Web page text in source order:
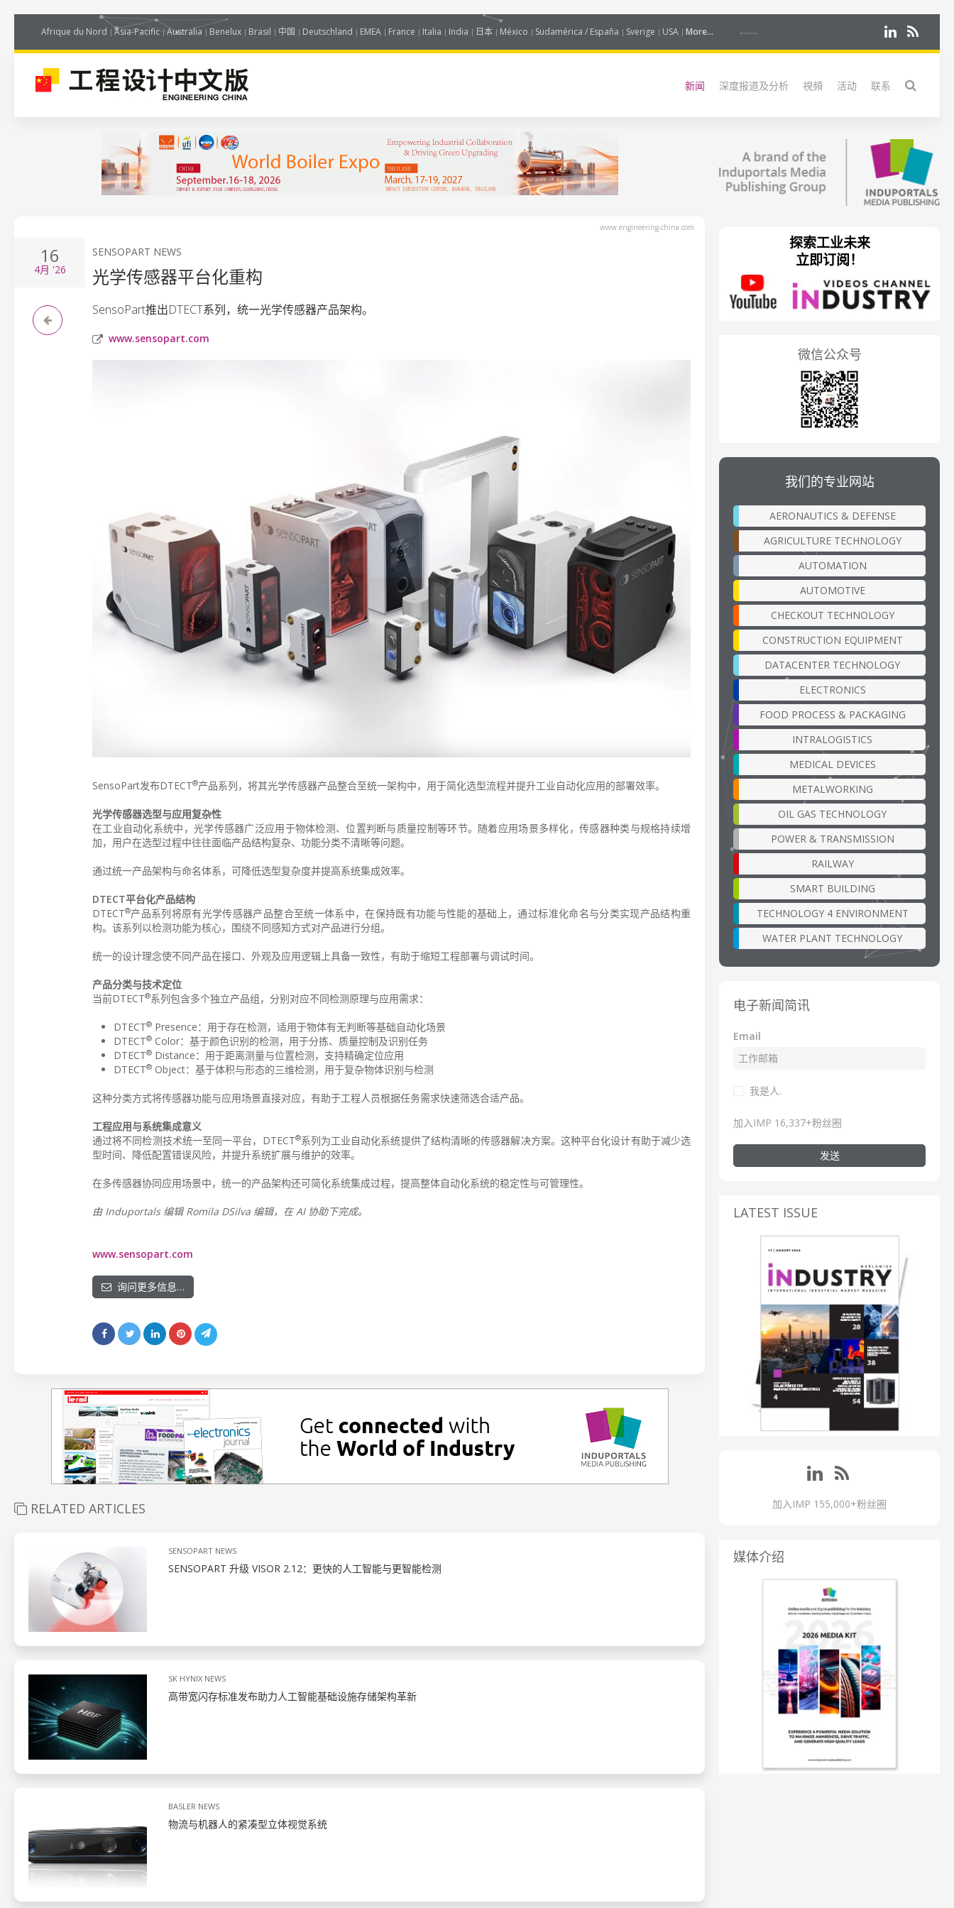
Afrique du Nord Asia-Pacific Australia Benelux Brasil 中国 Deutschland EMEA France Italia India 日本 México Sudamérica / España Sverige USA More...
新闻 深度报道及分析 視頻 活动 联系
www.engineering-china.com
16
4月 '26
SENSOPART NEWS
光学传感器平台化重构
SensoPart推出DTECT系列，统一光学传感器产品架构。
www.sensopart.com
SensoPart发布DTECT®产品系列，将其光学传感器产品整合至统一架构中，用于简化选型流程并提升工业自动化应用的部署效率。
光学传感器选型与应用复杂性
在工业自动化系统中，光学传感器广泛应用于物体检测、位置判断与质量控制等环节。随着应用场景多样化，传感器种类与规格持续增
加，用户在选型过程中往往面临产品结构复杂、功能分类不清晰等问题。
通过统一产品架构与命名体系，可降低选型复杂度并提高系统集成效率。
DTECT平台化产品结构
DTECT®产品系列将原有光学传感器产品整合至统一体系中，在保持既有功能与性能的基础上，通过标准化命名与分类实现产品结构重
构。该系列以检测功能为核心，围绕不同感知方式对产品进行分组。
统一的设计理念使不同产品在接口、外观及应用逻辑上具备一致性，有助于缩短工程部署与调试时间。
产品分类与技术定位
当前DTECT®系列包含多个独立产品组，分别对应不同检测原理与应用需求：
DTECT® Presence：用于存在检测，适用于物体有无判断等基础自动化场景
DTECT® Color：基于颜色识别的检测，用于分拣、质量控制及识别任务
DTECT® Distance：用于距离测量与位置检测，支持精确定位应用
DTECT® Object：基于体积与形态的三维检测，用于复杂物体识别与检测
这种分类方式将传感器功能与应用场景直接对应，有助于工程人员根据任务需求快速筛选合适产品。
工程应用与系统集成意义
通过将不同检测技术统一至同一平台，DTECT®系列为工业自动化系统提供了结构清晰的传感器解决方案。这种平台化设计有助于减少选
型时间、降低配置错误风险，并提升系统扩展与维护的效率。
在多传感器协同应用场景中，统一的产品架构还可简化系统集成过程，提高整体自动化系统的稳定性与可管理性。
由 Induportals 编辑 Romila DSilva 编辑，在 AI 协助下完成。
www.sensopart.com
询问更多信息…
RELATED ARTICLES
SENSOPART NEWS
SENSOPART 升级 VISOR 2.12：更快的人工智能与更智能检测
SK HYNIX NEWS
高带宽闪存标准发布助力人工智能基础设施存储架构革新
BASLER NEWS
物流与机器人的紧凑型立体视觉系统
探索工业未来
立即订阅！
微信公众号
我们的专业网站
AERONAUTICS & DEFENSE
AGRICULTURE TECHNOLOGY
AUTOMATION
AUTOMOTIVE
CHECKOUT TECHNOLOGY
CONSTRUCTION EQUIPMENT
DATACENTER TECHNOLOGY
ELECTRONICS
FOOD PROCESS & PACKAGING
INTRALOGISTICS
MEDICAL DEVICES
METALWORKING
OIL GAS TECHNOLOGY
POWER & TRANSMISSION
RAILWAY
SMART BUILDING
TECHNOLOGY 4 ENVIRONMENT
WATER PLANT TECHNOLOGY
电子新闻简讯
Email
我是人.
加入IMP 16,337+粉丝圈
发送
LATEST ISSUE
加入IMP 155,000+粉丝圈
媒体介绍